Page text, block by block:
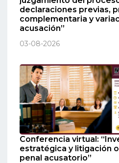
declaraciones previas,
complementaria y
acusación”
03-08-2026
Conferencia virtual:
estratégica y litigación
penal acusatorio”